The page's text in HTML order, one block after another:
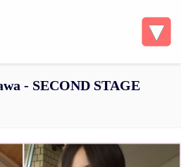
- SECOND STAGE